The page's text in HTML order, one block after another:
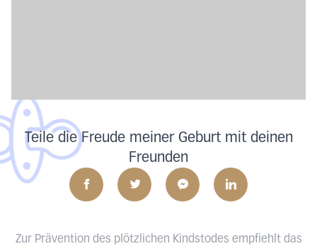
Teile die Freude meiner Geburt mit deinen
Freunden
Zur Prävention des plötzlichen Kindstodes empfiehlt das